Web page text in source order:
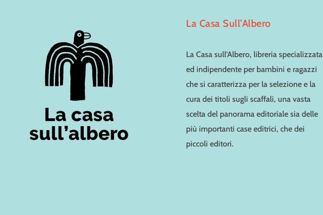
La Casa Sull’Albero
La Casa sull’Albero, libreria specializzata
ed indipendente per bambini e ragazzi
che si caratterizza per la selezione e la
cura dei titoli sugli scaffali, una vasta
scelta del panorama editoriale sia delle
più importanti case editrici, che dei
piccoli editori.